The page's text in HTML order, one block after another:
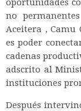
oportunidades
no
Aceitera , Camu
es poder
cadenas
adscrito al
instituciones
Después